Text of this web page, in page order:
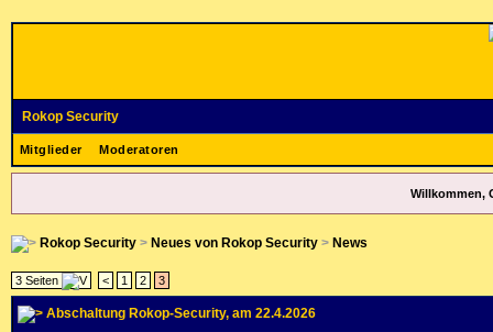
Rokop Security
Mitglieder Moderatoren
Willkommen,
Rokop Security> Neues von Rokop Security> News
3 Seiten < 1 2 3
Abschaltung Rokop-Security, am 22.4.2026